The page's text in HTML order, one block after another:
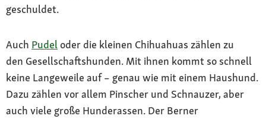
geschuldet.
Auch Pudel oder die kleinen Chihuahuas zählen zu
den Gesellschaftshunden. Mit ihnen kommt so schnell
keine Langeweile auf – genau wie mit einem Haushund.
Dazu zählen vor allem Pinscher und Schnauzer, aber
auch viele große Hunderassen. Der Berner